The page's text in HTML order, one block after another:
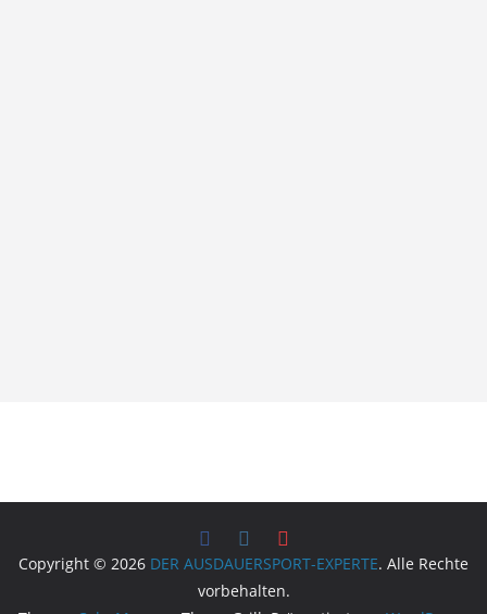
Copyright © 2026 DER AUSDAUERSPORT-EXPERTE. Alle Rechte
vorbehalten.